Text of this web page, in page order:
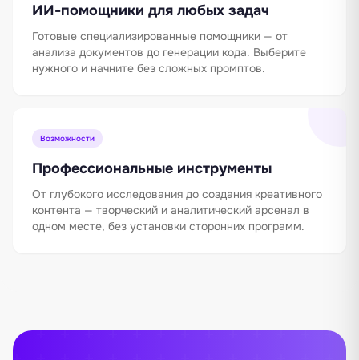
ИИ-помощники для любых задач
Готовые специализированные помощники — от
анализа документов до генерации кода. Выберите
нужного и начните без сложных промптов.
Возможности
Профессиональные инструменты
От глубокого исследования до создания креативного
контента — творческий и аналитический арсенал в
одном месте, без установки сторонних программ.